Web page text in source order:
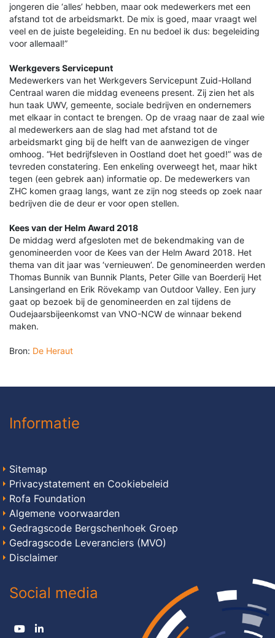
jongeren die ‘alles’ hebben, maar ook medewerkers met een
afstand tot de arbeidsmarkt. De mix is goed, maar vraagt wel
veel en de juiste begeleiding. En nu bedoel ik dus: begeleiding
voor allemaal!”
Werkgevers Servicepunt
Medewerkers van het Werkgevers Servicepunt Zuid-Holland
Centraal waren die middag eveneens present. Zij zien het als
hun taak UWV, gemeente, sociale bedrijven en ondernemers
met elkaar in contact te brengen. Op de vraag naar de zaal wie
al medewerkers aan de slag had met afstand tot de
arbeidsmarkt ging bij de helft van de aanwezigen de vinger
omhoog. “Het bedrijfsleven in Oostland doet het goed!” was de
tevreden constatering. Een enkeling overweegt het, maar hikt
tegen (een gebrek aan) informatie op. De medewerkers van
ZHC komen graag langs, want ze zijn nog steeds op zoek naar
bedrijven die de deur er voor open stellen.
Kees van der Helm Award 2018
De middag werd afgesloten met de bekendmaking van de
genomineerden voor de Kees van der Helm Award 2018. Het
thema van dit jaar was ‘vernieuwen’. De genomineerden werden
Thomas Bunnik van Bunnik Plants, Peter Gille van Boerderij Het
Lansingerland en Erik Rövekamp van Outdoor Valley. Een jury
gaat op bezoek bij de genomineerden en zal tijdens de
Oudejaarsbijeenkomst van VNO-NCW de winnaar bekend
maken.
Bron: De Heraut
Informatie
Sitemap
Privacystatement en Cookiebeleid
Rofa Foundation
Algemene voorwaarden
Gedragscode Bergschenhoek Groep
Gedragscode Leveranciers (MVO)
Disclaimer
Social media